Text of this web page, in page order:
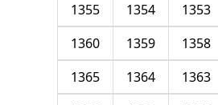
1353
1354
1355
1358
1359
1360
1363
1364
1365